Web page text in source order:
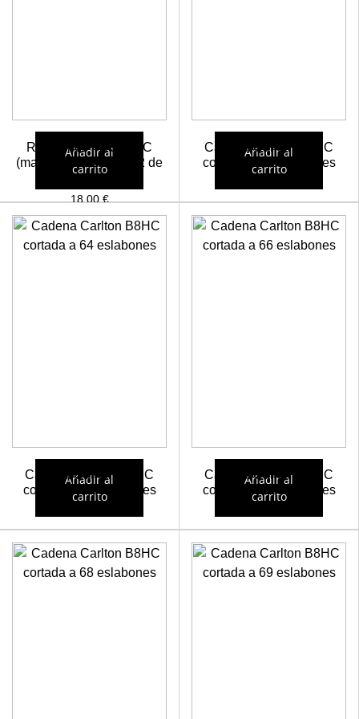
Remaches MIX B8HC
(machos y hembras 22 de
cada)
18,00€
Añadir al
carrito
Cadena Carlton B8HC
cortada a 81 eslabones
Añadir al
carrito
Cadena Carlton B8HC
cortada a 64 eslabones
Añadir al
carrito
Cadena Carlton B8HC
cortada a 66 eslabones
Añadir al
carrito